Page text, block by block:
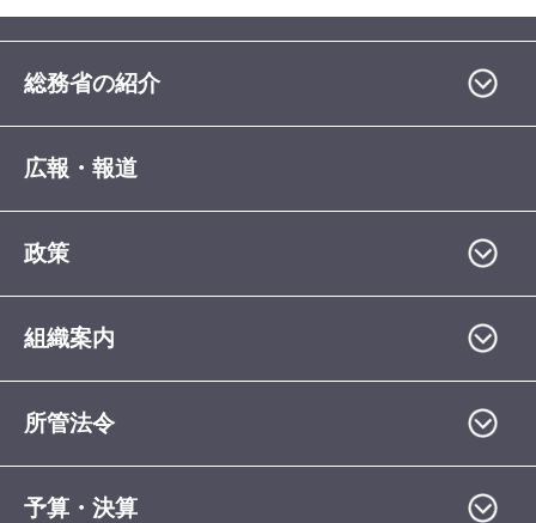
総務省の紹介
広報・報道
政策
組織案内
所管法令
予算・決算